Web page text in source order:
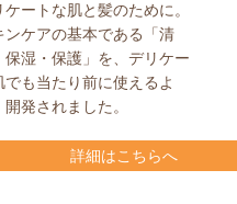
ケートな肌と髪のために。
ンケアの基本である「清
保湿・保護」を、デリケー
でも当たり前に使えるよ
開発されました。
詳細はこちらへ